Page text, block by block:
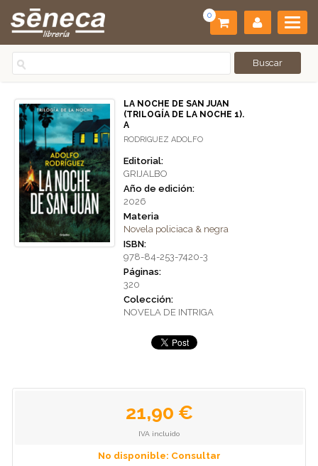
0
LA NOCHE DE SAN JUAN
(TRILOGÍA DE LA NOCHE 1).
A
RODRIGUEZ ADOLFO
Editorial:
GRIJALBO
Año de edición:
2026
Materia
Novela policiaca & negra
ISBN:
978-84-253-7420-3
Páginas:
320
Colección:
NOVELA DE INTRIGA
21,90 €
IVA incluido
No disponible: Consultar